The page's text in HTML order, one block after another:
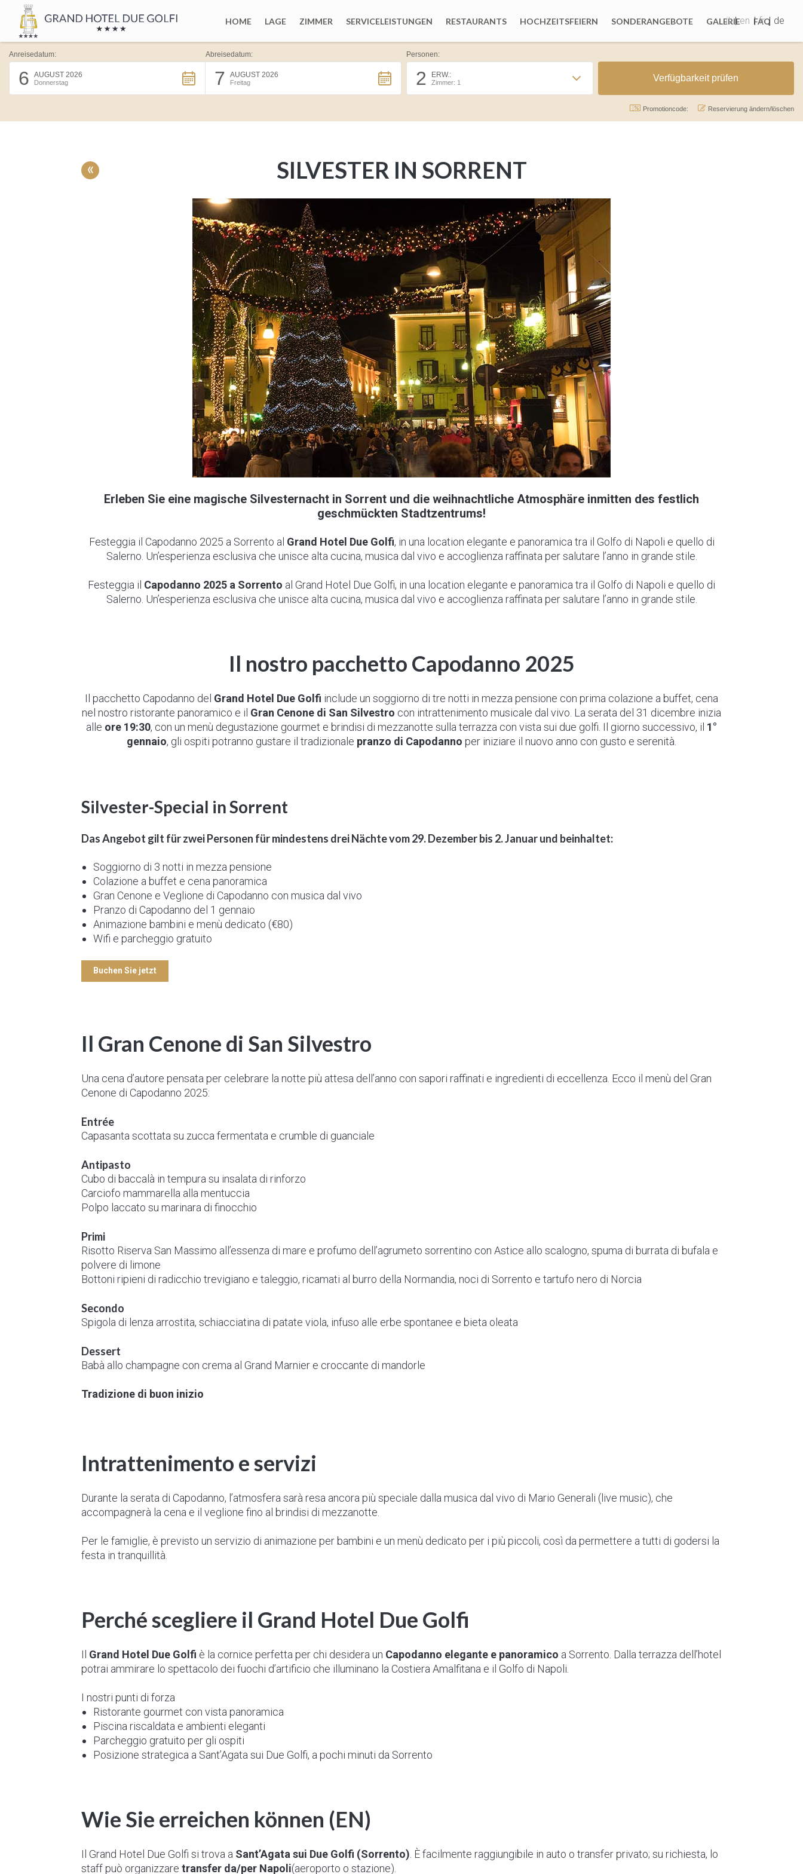
HOME LAGE ZIMMER SERVICELEISTUNGEN RESTAURANTS HOCHZEITSFEIERN SONDERANGEBOTE GALERIE FAQ
it en fr de
Anreisedatum:
6 AUGUST 2026
Donnerstag
Abreisedatum:
7 AUGUST 2026
Freitag
Personen:
2 ERW.:
Zimmer: 1
Promotioncode: Reservierung ändern/löschen
SILVESTER IN SORRENT
Erleben Sie eine magische Silvesternacht in Sorrent und die weihnachtliche Atmosphäre inmitten des festlich
geschmückten Stadtzentrums!
Festeggia il Capodanno 2025 a Sorrento al Grand Hotel Due Golfi, in una location elegante e panoramica tra il Golfo di Napoli e quello di
Salerno. Un’esperienza esclusiva che unisce alta cucina, musica dal vivo e accoglienza raffinata per salutare l’anno in grande stile.
Festeggia il Capodanno 2025 a Sorrento al Grand Hotel Due Golfi, in una location elegante e panoramica tra il Golfo di Napoli e quello di
Salerno. Un’esperienza esclusiva che unisce alta cucina, musica dal vivo e accoglienza raffinata per salutare l’anno in grande stile.
Il nostro pacchetto Capodanno 2025
Il pacchetto Capodanno del Grand Hotel Due Golfi include un soggiorno di tre notti in mezza pensione con prima colazione a buffet, cena
nel nostro ristorante panoramico e il Gran Cenone di San Silvestro con intrattenimento musicale dal vivo. La serata del 31 dicembre inizia
alle ore 19:30, con un menù degustazione gourmet e brindisi di mezzanotte sulla terrazza con vista sui due golfi. Il giorno successivo, il 1°
gennaio, gli ospiti potranno gustare il tradizionale pranzo di Capodanno per iniziare il nuovo anno con gusto e serenità.
«
Silvester-Special in Sorrent
Das Angebot gilt für zwei Personen für mindestens drei Nächte vom 29. Dezember bis 2. Januar und beinhaltet:
Soggiorno di 3 notti in mezza pensione
Colazione a buffet e cena panoramica
Gran Cenone e Veglione di Capodanno con musica dal vivo
Pranzo di Capodanno del 1 gennaio
Animazione bambini e menù dedicato (€80)
Wifi e parcheggio gratuito
Buchen Sie jetzt
Il Gran Cenone di San Silvestro
Una cena d’autore pensata per celebrare la notte più attesa dell’anno con sapori raffinati e ingredienti di eccellenza. Ecco il menù del Gran
Cenone di Capodanno 2025:
Entrée
Capasanta scottata su zucca fermentata e crumble di guanciale
Antipasto
Cubo di baccalà in tempura su insalata di rinforzo
Carciofo mammarella alla mentuccia
Polpo laccato su marinara di finocchio
Primi
Risotto Riserva San Massimo all’essenza di mare e profumo dell’agrumeto sorrentino con Astice allo scalogno, spuma di burrata di bufala e
polvere di limone
Bottoni ripieni di radicchio trevigiano e taleggio, ricamati al burro della Normandia, noci di Sorrento e tartufo nero di Norcia
Secondo
Spigola di lenza arrostita, schiacciatina di patate viola, infuso alle erbe spontanee e bieta oleata
Dessert
Babà allo champagne con crema al Grand Marnier e croccante di mandorle
Tradizione di buon inizio
Intrattenimento e servizi
Durante la serata di Capodanno, l’atmosfera sarà resa ancora più speciale dalla musica dal vivo di Mario Generali (live music), che
accompagnerà la cena e il veglione fino al brindisi di mezzanotte.
Per le famiglie, è previsto un servizio di animazione per bambini e un menù dedicato per i più piccoli, così da permettere a tutti di godersi la
festa in tranquillità.
Perché scegliere il Grand Hotel Due Golfi
Il Grand Hotel Due Golfi è la cornice perfetta per chi desidera un Capodanno elegante e panoramico a Sorrento. Dalla terrazza dell’hotel
potrai ammirare lo spettacolo dei fuochi d’artificio che illuminano la Costiera Amalfitana e il Golfo di Napoli.
I nostri punti di forza
Ristorante gourmet con vista panoramica
Piscina riscaldata e ambienti eleganti
Parcheggio gratuito per gli ospiti
Posizione strategica a Sant’Agata sui Due Golfi, a pochi minuti da Sorrento
Wie Sie erreichen können (EN)
Il Grand Hotel Due Golfi si trova a Sant’Agata sui Due Golfi (Sorrento) . È facilmente raggiungibile in auto o transfer privato; su richiesta, lo
staff può organizzaretransfer da/per Napoli(aeroporto o stazione).